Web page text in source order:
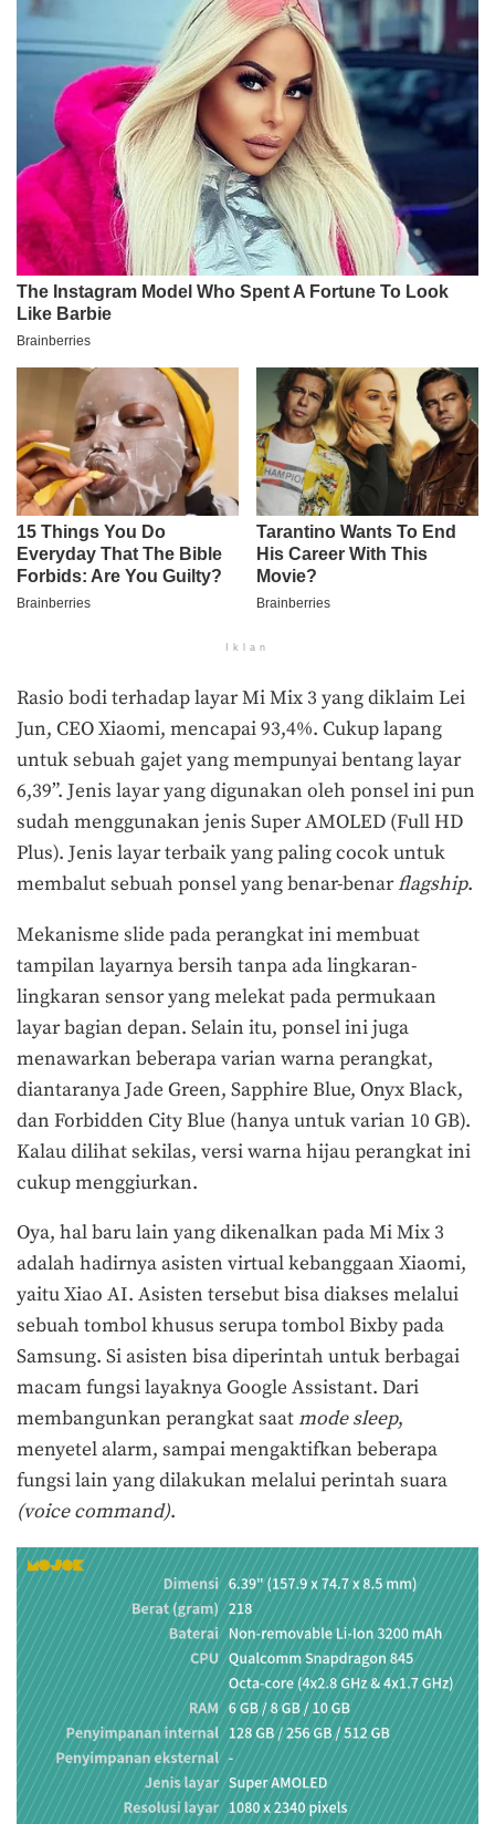
Iklan
Rasio bodi terhadap layar Mi Mix 3 yang diklaim Lei
Jun, CEO Xiaomi, mencapai 93,4%. Cukup lapang
untuk sebuah gajet yang mempunyai bentang layar
6,39”. Jenis layar yang digunakan oleh ponsel ini pun
sudah menggunakan jenis Super AMOLED (Full HD
Plus). Jenis layar terbaik yang paling cocok untuk
membalut sebuah ponsel yang benar-benarflagship.
Mekanisme slide pada perangkat ini membuat
tampilan layarnya bersih tanpa ada lingkaran-
lingkaran sensor yang melekat pada permukaan
layar bagian depan. Selain itu, ponsel ini juga
menawarkan beberapa varian warna perangkat,
diantaranya Jade Green, Sapphire Blue, Onyx Black,
dan Forbidden City Blue (hanya untuk varian 10 GB).
Kalau dilihat sekilas, versi warna hijau perangkat ini
cukup menggiurkan.
Oya, hal baru lain yang dikenalkan pada Mi Mix 3
adalah hadirnya asisten virtual kebanggaan Xiaomi,
yaitu Xiao AI. Asisten tersebut bisa diakses melalui
sebuah tombol khusus serupa tombol Bixby pada
Samsung. Si asisten bisa diperintah untuk berbagai
macam fungsi layaknya Google Assistant. Dari
membangunkan perangkat saatmode sleep,
menyetel alarm, sampai mengaktifkan beberapa
fungsi lain yang dilakukan melalui perintah suara
(voice command).